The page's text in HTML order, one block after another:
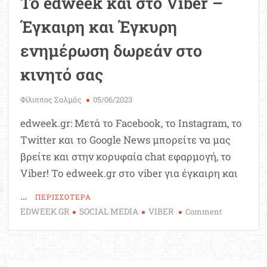
Έγκαιρη και Έγκυρη
ενημέρωση δωρεάν στο
κινητό σας
Φίλιππος Σαλμάς 05/06/2023
edweek.gr: Μετά το Facebook, το Instagram, το
Twitter και το Google News μπορείτε να μας
βρείτε και στην κορυφαία chat εφαρμογή, το
Viber! Το edweek.gr στο viber για έγκαιρη και
…
ΠΕΡΙΣΣΟΤΕΡΑ
EDWEEK.GR SOCIAL MEDIA VIBER Comment